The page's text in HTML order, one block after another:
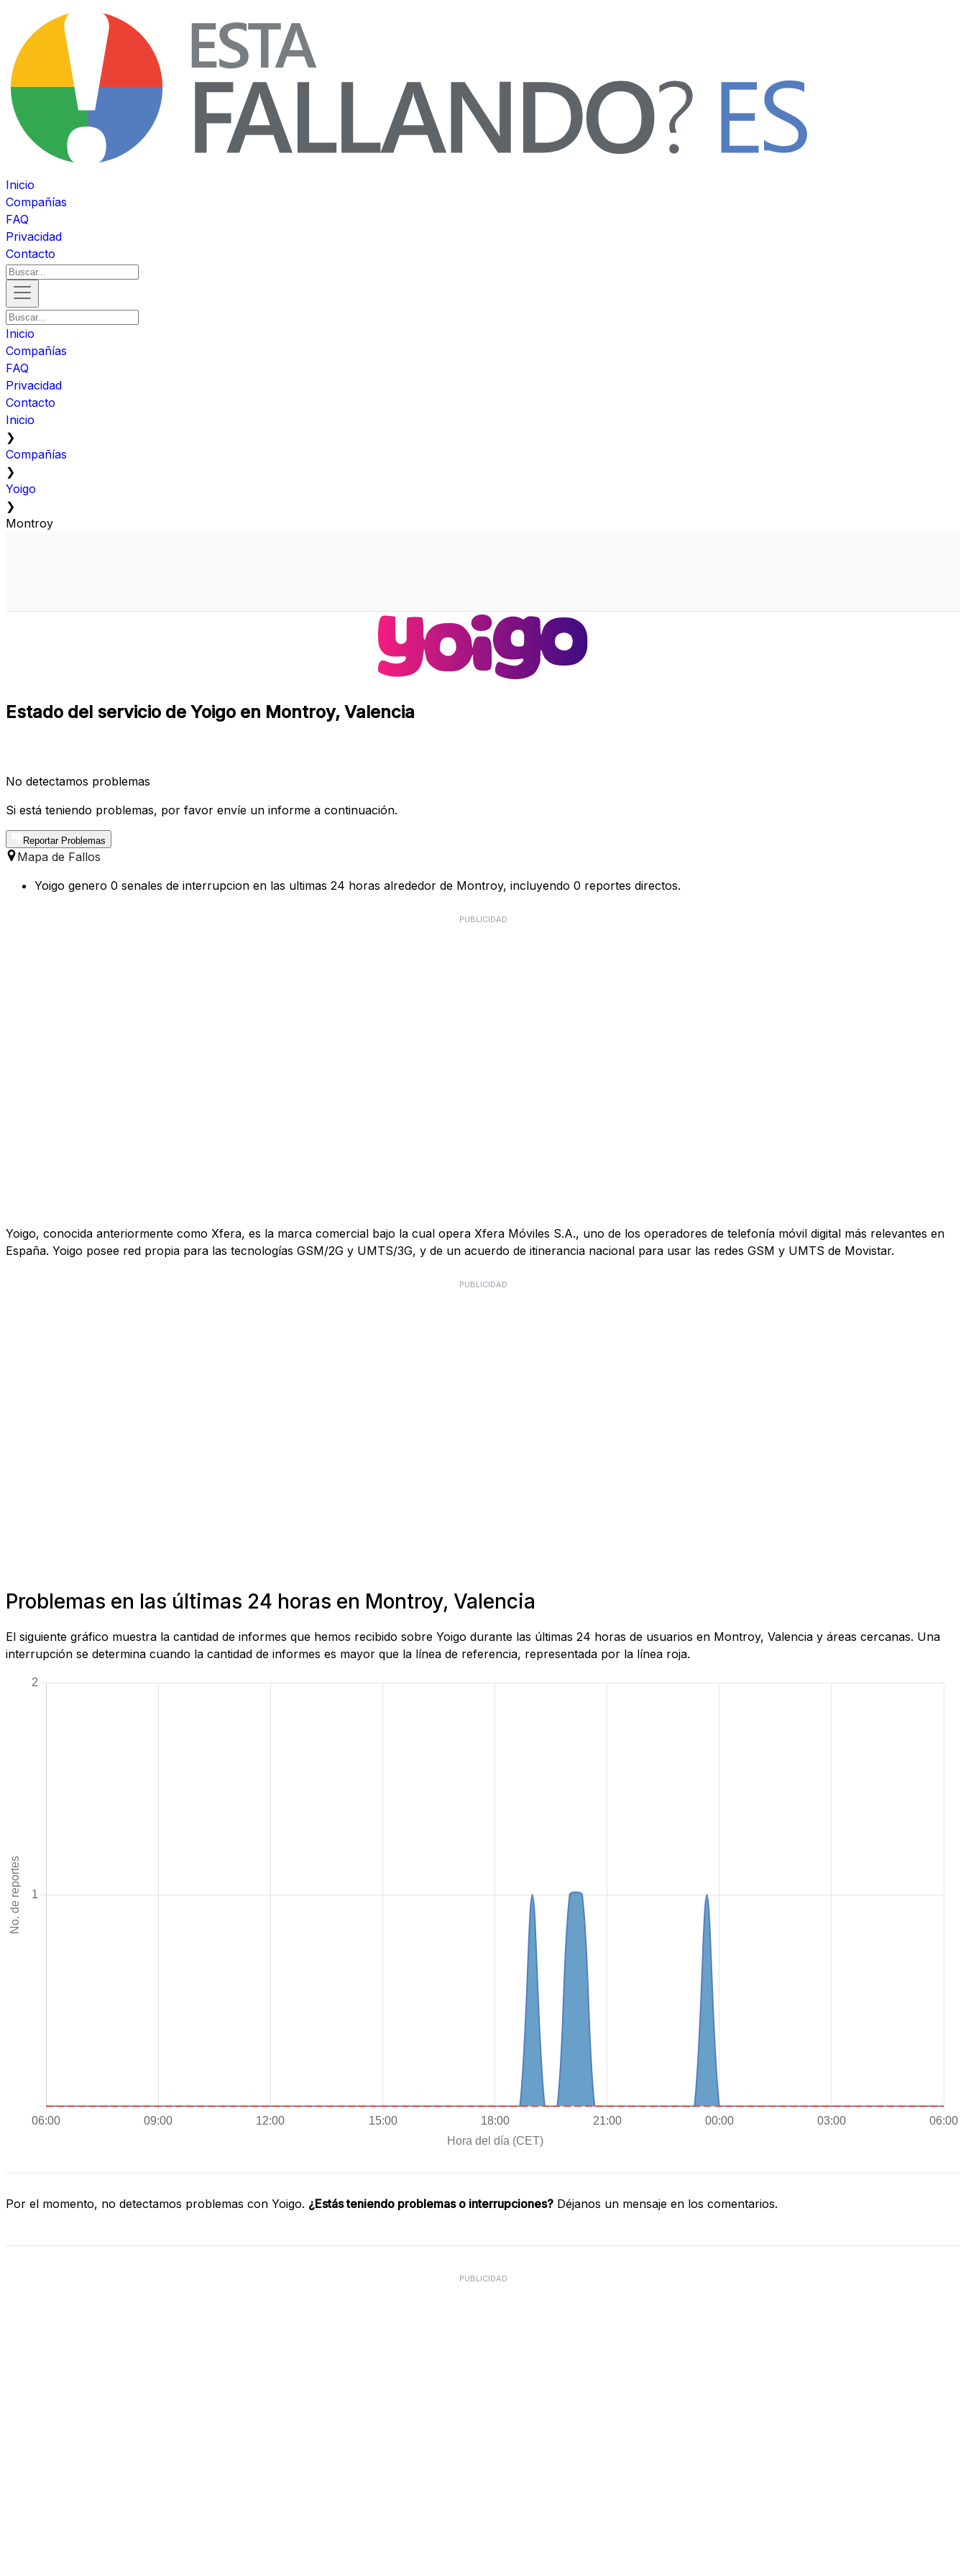
Inicio
Compañías
FAQ
Privacidad
Contacto
Inicio
Compañías
FAQ
Privacidad
Contacto
Inicio
❯
Compañías
❯
Yoigo
❯
Montroy
Estado del servicio de Yoigo en Montroy, Valencia
No detectamos problemas
Si está teniendo problemas, por favor envíe un informe a continuación.
Reportar Problemas
Mapa de Fallos
Yoigo genero 0 senales de interrupcion en las ultimas 24 horas alrededor de Montroy, incluyendo 0 reportes directos.
PUBLICIDAD
Yoigo, conocida anteriormente como Xfera, es la marca comercial bajo la cual opera Xfera Móviles S.A., uno de los operadores de telefonía móvil digital más relevantes en
España. Yoigo posee red propia para las tecnologías GSM/2G y UMTS/3G, y de un acuerdo de itinerancia nacional para usar las redes GSM y UMTS de Movistar.
PUBLICIDAD
Problemas en las últimas 24 horas en Montroy, Valencia
El siguiente gráfico muestra la cantidad de informes que hemos recibido sobre Yoigo durante las últimas 24 horas de usuarios en Montroy, Valencia y áreas cercanas. Una
interrupción se determina cuando la cantidad de informes es mayor que la línea de referencia, representada por la línea roja.
Por el momento, no detectamos problemas con Yoigo. ¿Estás teniendo problemas o interrupciones? Déjanos un mensaje en los comentarios.
PUBLICIDAD